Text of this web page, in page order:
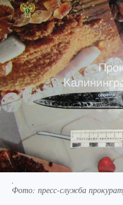
.
Фото: пресс-служба